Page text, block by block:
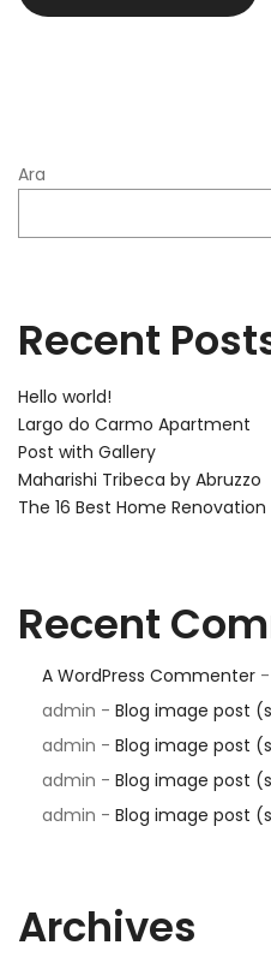
Ara
Recent
Hello world!
Largo do Carmo Apartment
Post with Gallery
Maharishi Tribeca by Abruzzo
The 16 Best Home Renovation
Recent
A WordPress Commenter -
admin - Blog image post
admin - Blog image post
admin - Blog image post
admin - Blog image post
Archives